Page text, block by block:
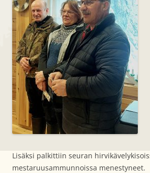
Lisäksi palkittiin seuran
mestaruusammunnoissa menestyneet.